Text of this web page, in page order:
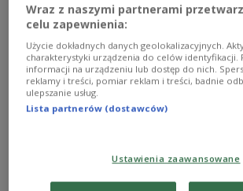
zdjęcie ilustracyjne fot. iStock
Polska zmaga się z pogłębiającą się
coraz mocniej uderza zarówno w
zasoby wodne. Eksperci alarmują,
dotyczy już nie tylko
gleby, ale również wód
Wraz z naszymi partnerami
celu zapewnienia:
Użycie dokładnych danych geolokalizacyjnych.
charakterystyki urządzenia do celów identyfikacji.
informacji na urządzeniu lub dostęp do nich.
reklamy i treści, pomiar reklam i treści, badnie
ulepszanie usług.
Lista partnerów (dostawców)
Ustawienia zaawansowane